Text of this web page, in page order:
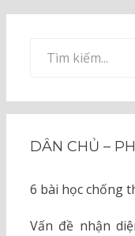
kiếm
DÂN CHỦ –
6 bài học chống
Vấn đề nhận